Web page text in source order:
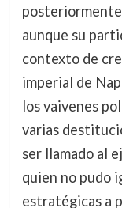
aunque su
contexto de
imperial de
los vaivenes
varias
ser llamado al
quien no pudo
estratégicas a